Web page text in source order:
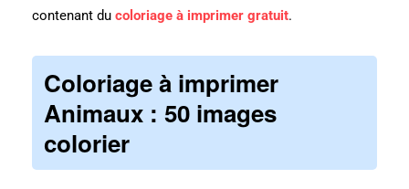
contenant du coloriage à imprimer gratuit.
Coloriage à imprimer
Animaux : 50 images
colorier